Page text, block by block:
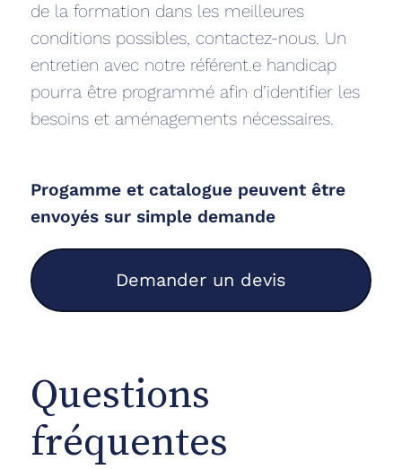
de la formation dans les meilleures
conditions possibles, contactez-nous. Un
entretien avec notre référent.e handicap
pourra être programmé afin d’identifier les
besoins et aménagements nécessaires.
Progamme et catalogue peuvent être
envoyés sur simple demande
Demander un devis
Questions
fréquentes